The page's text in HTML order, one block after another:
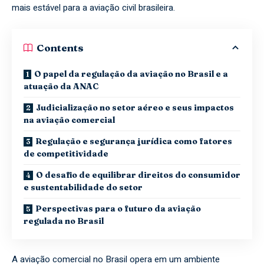
mais estável para a aviação civil brasileira.
Contents
O papel da regulação da aviação no Brasil e a
atuação da ANAC
Judicialização no setor aéreo e seus impactos
na aviação comercial
Regulação e segurança jurídica como fatores
de competitividade
O desafio de equilibrar direitos do consumidor
e sustentabilidade do setor
Perspectivas para o futuro da aviação
regulada no Brasil
A aviação comercial no Brasil opera em um ambiente